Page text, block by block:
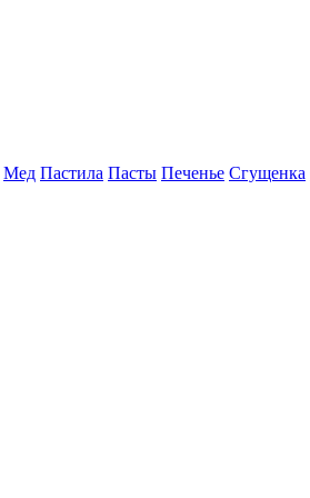
Мед Пастила Пасты Печенье Сгущенка